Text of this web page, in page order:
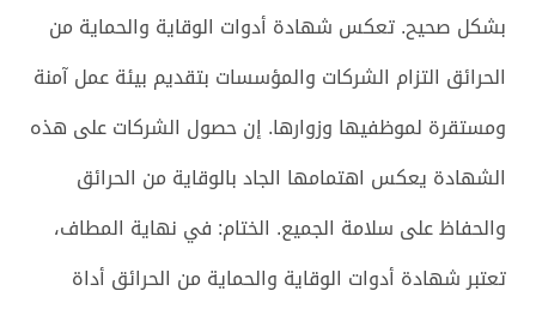
بشكل صحيح. تعكس شهادة أدوات الوقاية والحماية من
الحرائق التزام الشركات والمؤسسات بتقديم بيئة عمل آمنة
ومستقرة لموظفيها وزوارها. إن حصول الشركات على هذه
الشهادة يعكس اهتمامها الجاد بالوقاية من الحرائق
والحفاظ على سلامة الجميع. الختام: في نهاية المطاف،
تعتبر شهادة أدوات الوقاية والحماية من الحرائق أداة